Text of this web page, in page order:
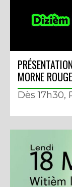
MORNE ROUGE
Dès 17h30,